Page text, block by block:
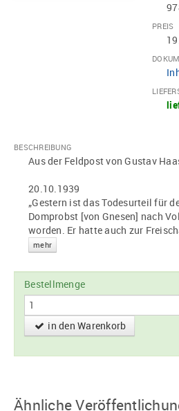
PREIS
BESCHREIBUNG
Aus der Feldpost von Gustav
20.10.1939
„Gestern ist das Todesurteil für
Domprobst [von Gnesen] nach
worden. Er hatte auch zur
mehr
Bestellmenge
in den Warenkorb
Ähnliche